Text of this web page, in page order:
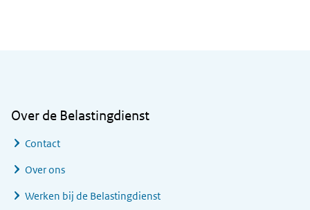
Over de Belastingdienst
Contact
Over ons
Werken bij de Belastingdienst